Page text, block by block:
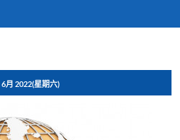
6月 2022(星期六)